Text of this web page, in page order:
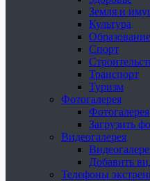
Земля и
Культура
Образование
Спорт
Транспорт
Туризм
Фотогалерея
Фотогалерея
Загрузить
Видеогалерея
Добавить
Телефоны